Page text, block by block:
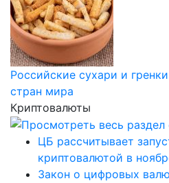
Российские сухари и
стран мира
Криптовалюты
ЦБ рассчитывает
криптовалютой в
Закон о цифровых